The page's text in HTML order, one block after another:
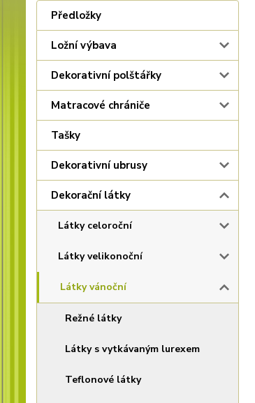
Předložky
Ložní výbava
Dekorativní polštářky
Matracové chrániče
Tašky
Dekorativní ubrusy
Dekorační látky
Látky celoroční
Látky velikonoční
Látky vánoční
Režné látky
Látky s vytkávaným lurexem
Teflonové látky